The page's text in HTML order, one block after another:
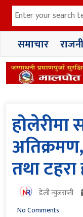
समाचार
होलेरीमा
तथा टहरा
डेली न्युजराप्ती
No Comments